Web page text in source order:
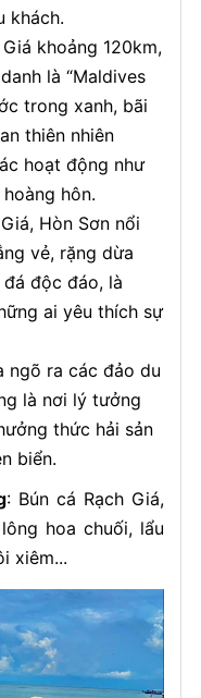
khách.
khoảng 120km,
là “Maldives
trong xanh, bãi
thiên nhiên
hoạt động như
hôn.
Hòn Sơn nổi
vẻ, rặng dừa
độc đáo, là
ai yêu thích sự
ngõ ra các đảo du
là nơi lý tưởng
thức hải sản
biển.
: Bún cá Rạch Giá,
hoa chuối, lẩu
xiêm...